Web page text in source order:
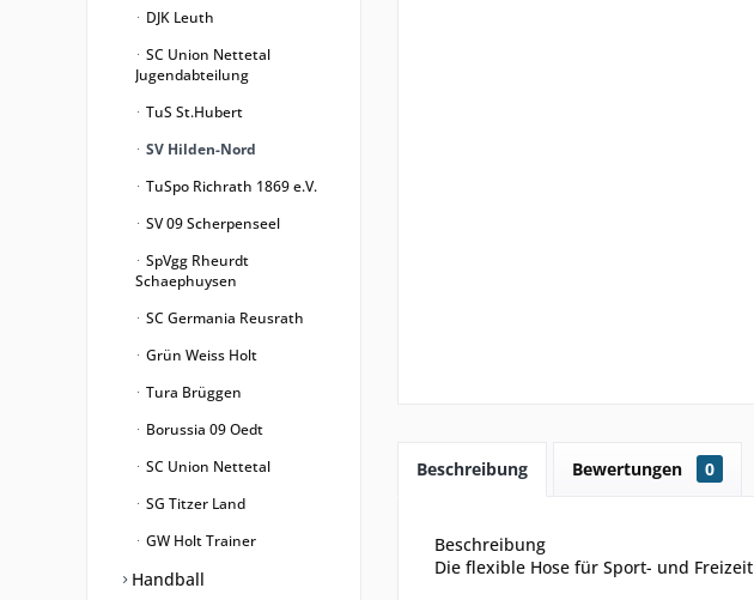
DJK Leuth
SC Union Nettetal
Jugendabteilung
TuS St.Hubert
SV Hilden-Nord
TuSpo Richrath 1869 e.V.
SV 09 Scherpenseel
SpVgg Rheurdt
Schaephuysen
SC Germania Reusrath
Grün Weiss Holt
Tura Brüggen
Borussia 09 Oedt
SC Union Nettetal
SG Titzer Land
GW Holt Trainer
Handball
Beschreibung Bewertungen 0
Beschreibung
Die flexible Hose für Sport- und Freizeit